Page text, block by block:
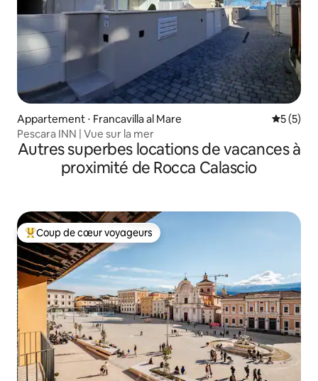
Appartement ⋅ Francavilla al Mare
5 (5)
Pescara INN | Vue sur la mer
Autres superbes locations de vacances à
proximité de Rocca Calascio
Coups de cœur voyageurs les plus appréciés
Coup de cœur voyageurs